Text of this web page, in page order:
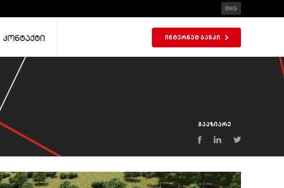
ENG
კონტაქტი ინტერნეტ ბანკი
გააზიარე